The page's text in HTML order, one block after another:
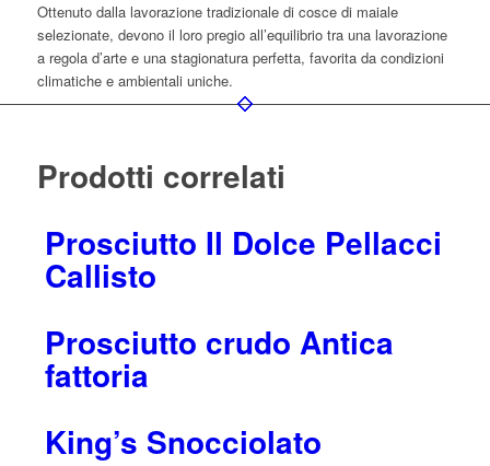
Ottenuto dalla lavorazione tradizionale di cosce di maiale
selezionate, devono il loro pregio all’equilibrio tra una lavorazione
a regola d’arte e una stagionatura perfetta, favorita da condizioni
climatiche e ambientali uniche.
Prodotti correlati
Prosciutto Il Dolce Pellacci
Callisto
Prosciutto crudo Antica
fattoria
King’s Snocciolato